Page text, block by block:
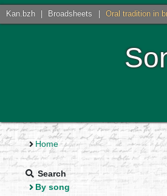
Kan.bzh Broadsheets Oral tradition in
Home
Search
By song